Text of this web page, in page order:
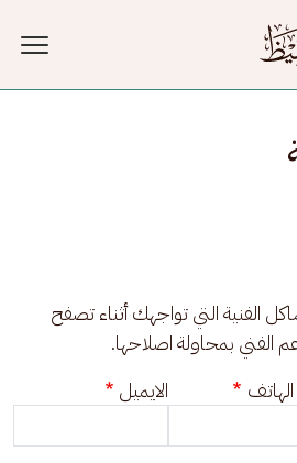
الفنية التي تواجهك أثناء تصفح
الفني بمحاولة اصلاحها.
الايميل